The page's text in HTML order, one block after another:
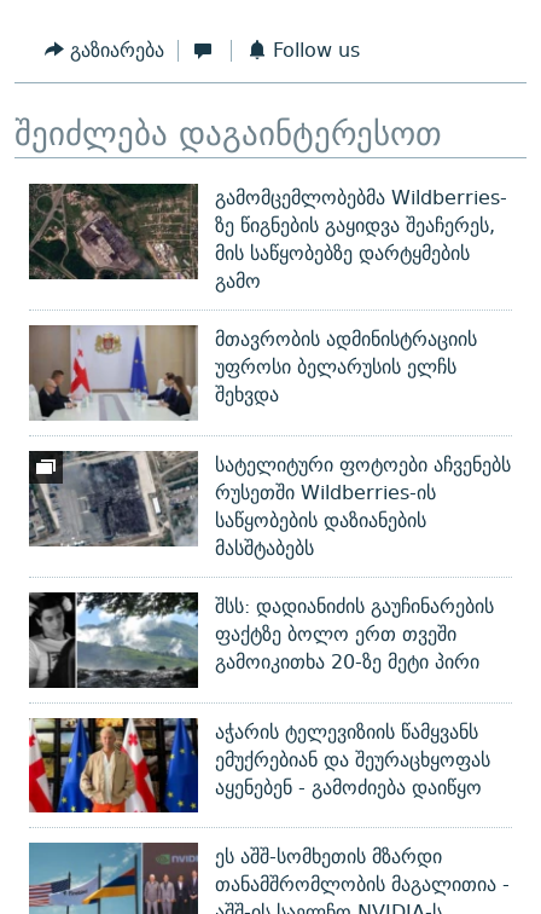
გაზიარება Follow us
შეიძლება დაგაინტერესოთ
გამომცემლობებმა Wildberries-
ზე წიგნების გაყიდვა შეაჩერეს,
მის საწყობებზე დარტყმების
გამო
მთავრობის ადმინისტრაციის
უფროსი ბელარუსის ელჩს
შეხვდა
სატელიტური ფოტოები აჩვენებს
რუსეთში Wildberries-ის
საწყობების დაზიანების
მასშტაბებს
შსს: დადიანიძის გაუჩინარების
ფაქტზე ბოლო ერთ თვეში
გამოიკითხა 20-ზე მეტი პირი
აჭარის ტელევიზიის წამყვანს
ემუქრებიან და შეურაცხყოფას
აყენებენ - გამოძიება დაიწყო
ეს აშშ-სომხეთის მზარდი
თანამშრომლობის მაგალითია -